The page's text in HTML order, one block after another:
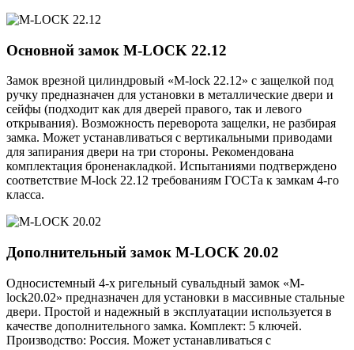
Основной замок M-LOCK 22.12
Замок врезной цилиндровый «M-lock 22.12» с защелкой под
ручку предназначен для установки в металлические двери и
сейфы (подходит как для дверей правого, так и левого
открывания). Возможность переворота защелки, не разбирая
замка. Может устанавливаться с вертикальными приводами
для запирания двери на три стороны. Рекомендована
комплектация броненакладкой. Испытаниями подтверждено
соответствие M-lock 22.12 требованиям ГОСТа к замкам 4-го
класса.
Дополнительный замок M-LOCK 20.02
Односистемный 4-х ригельный сувальдный замок «M-
lock20.02» предназначен для установки в массивные стальные
двери. Простой и надежный в эксплуатации используется в
качестве дополнительного замка. Комплект: 5 ключей.
Производство: Россия. Может устанавливаться с